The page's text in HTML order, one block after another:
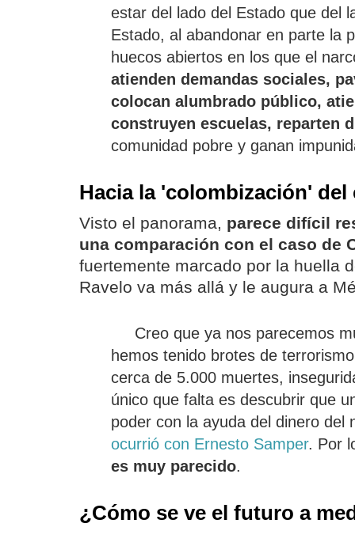
estar del lado del Estado que del
Estado, al abandonar en parte la
huecos abiertos en los que el
atienden demandas sociales,
colocan alumbrado público,
construyen escuelas, reparten
comunidad pobre y ganan
Hacia la 'colombización'
Visto el panorama, parece difícil
una comparación con el caso de
fuertemente marcado por la huella
Ravelo va más allá y le augura a
Creo que ya nos parecemos
hemos tenido brotes de
cerca de 5.000 muertes,
único que falta es descubrir que
poder con la ayuda del dinero del
ocurrió con Ernesto Samper. Por
es muy parecido.
¿Cómo se ve el futuro a